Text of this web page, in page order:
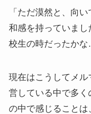
「ただ漠然と、向
和感を持っていま
校生の時だったか
現在はこうしてメ
営している中で多
の中で感じること